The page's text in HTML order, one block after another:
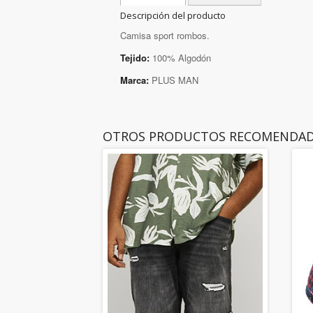
Descripción del producto
Camisa sport rombos.
Tejido: 100% Algodón
Marca: PLUS MAN
OTROS PRODUCTOS